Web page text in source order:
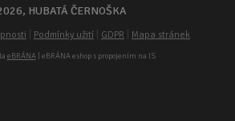
HUBATÁ ČERNOŠKA
Podmínky užití GDPR Mapa stránek
eBRÁNA| eBRÁNA eshop s propojením na IS